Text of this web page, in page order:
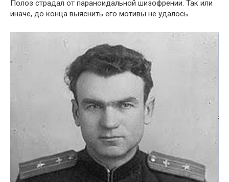
Полоз страдал от параноидальной шизофрении. Так или
иначе, до конца выяснить его мотивы не удалось.